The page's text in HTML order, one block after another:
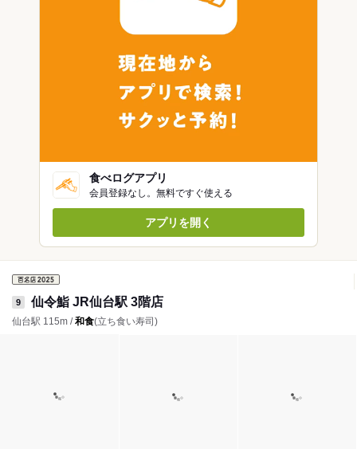
食べログアプリ
会員登録なし。無料ですぐ使える
アプリを開く
9 仙令鮨 JR仙台駅 3階店
仙台駅 115m /和食(立ち食い寿司)